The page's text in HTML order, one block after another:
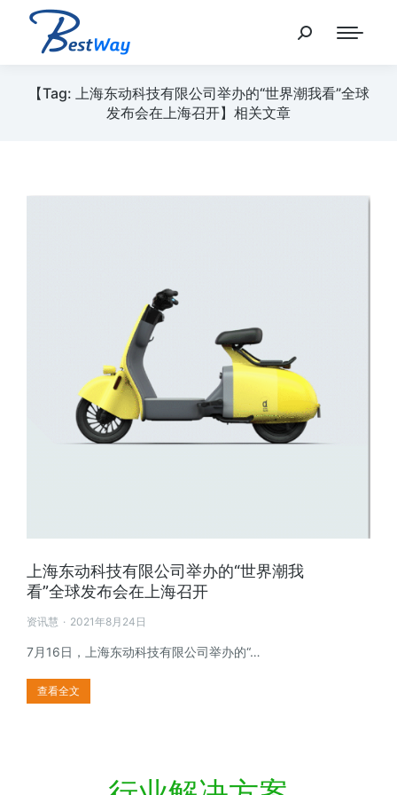
【Tag: 上海东动科技有限公司举办的“世界潮我看”全球
发布会在上海召开】相关文章
上海东动科技有限公司举办的“世界潮我
看”全球发布会在上海召开
资讯慧 2021年8月24日
7月16日，上海东动科技有限公司举办的“…
查看全文